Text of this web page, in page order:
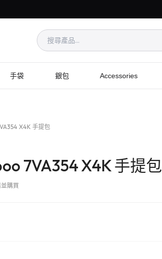
手袋 銀包 Accessories
X4K 手提包
7VA354 X4K 手提包
購買